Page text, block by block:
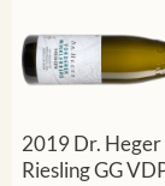
2019 Dr. Heger
Riesling GG